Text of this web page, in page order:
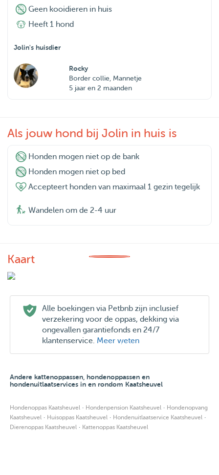
Geen kooidieren in huis
Heeft 1 hond
Jolin's huisdier
Rocky
Border collie, Mannetje
5 jaar en 2 maanden
Als jouw hond bij Jolin in huis is
Honden mogen niet op de bank
Honden mogen niet op bed
Accepteert honden van maximaal 1 gezin tegelijk
Wandelen om de 2-4 uur
Kaart
Alle boekingen via Petbnb zijn inclusief
verzekering voor de oppas, dekking via
ongevallen garantiefonds en 24/7
klantenservice. Meer weten
Andere kattenoppassen, hondenoppassen en
hondenuitlaatservices in en rondom Kaatsheuvel
Hondenoppas Kaatsheuvel · Hondenpension Kaatsheuvel · Hondenopvang
Kaatsheuvel · Huisoppas Kaatsheuvel · Hondenuitlaatservice Kaatsheuvel ·
Dierenoppas Kaatsheuvel · Kattenoppas Kaatsheuvel